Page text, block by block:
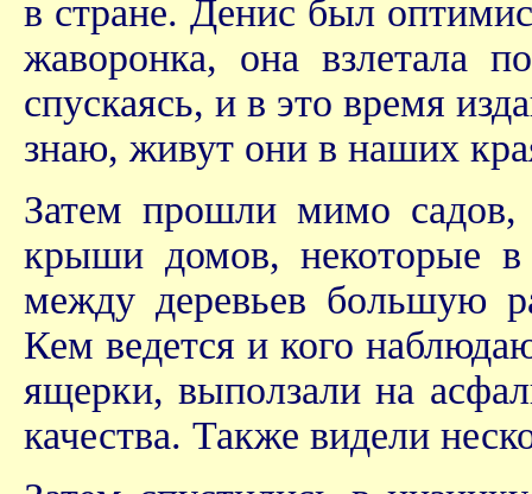
в стране. Денис был
жаворонка, она взлетала
спускаясь, и в это время
знаю, живут они в наших
Затем прошли мимо садов,
крыши домов, некоторые
между деревьев большую
Кем ведется и кого
ящерки, выползали на
качества. Также видели